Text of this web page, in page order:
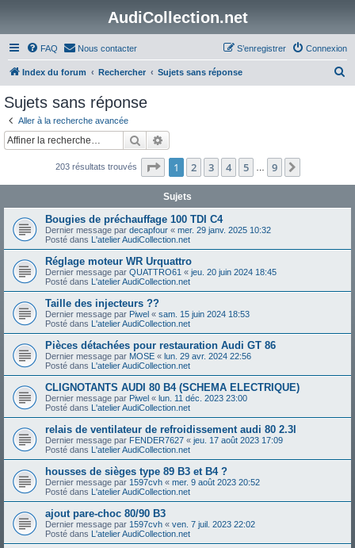
AudiCollection.net
FAQ Nous contacter Connexion
S’enregistrer
Index du forum Rechercher Sujets sans réponse
c
Sujets sans réponse
Aller à la recherche avancée
Rechercher
203 résultats trouvés Page 1sur9
1 2 3 4 5 9
Sujets
Bougies de préchauffage 100 TDI C4
Dernier message par decapfour « mer. 29 janv. 2025 10:32
Posté dans L'atelier AudiCollection.net
Réglage moteur WR Urquattro
Dernier message par QUATTRO61 « jeu. 20 juin 2024 18:45
Posté dans L'atelier AudiCollection.net
Taille des injecteurs ??
Dernier message par Piwel « sam. 15 juin 2024 18:53
Posté dans L'atelier AudiCollection.net
Pièces détachées pour restauration Audi GT 86
Dernier message par MOSE « lun. 29 avr. 2024 22:56
Posté dans L'atelier AudiCollection.net
CLIGNOTANTS AUDI 80 B4 (SCHEMA ELECTRIQUE)
Dernier message par Piwel « lun. 11 déc. 2023 23:00
Posté dans L'atelier AudiCollection.net
relais de ventilateur de refroidissement audi 80 2.3l
Dernier message par FENDER7627 « jeu. 17 août 2023 17:09
Posté dans L'atelier AudiCollection.net
housses de sièges type 89 B3 et B4 ?
Dernier message par 1597cvh « mer. 9 août 2023 20:52
Posté dans L'atelier AudiCollection.net
ajout pare-choc 80/90 B3
Dernier message par 1597cvh « ven. 7 juil. 2023 22:02
Posté dans L'atelier AudiCollection.net